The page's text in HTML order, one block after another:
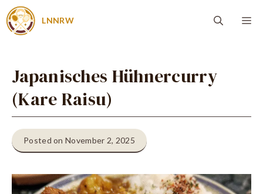
Zum
Inhalt
LNNRW
Japanisches Hühnercurry
(Kare Raisu)
Posted on November 2, 2025